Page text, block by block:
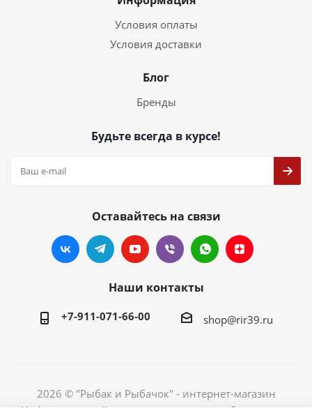
Условия оплаты
Условия доставки
Блог
Бренды
Будьте всегда в курсе!
Оставайтесь на связи
Наши контакты
+7-911-071-66-00 shop@rir39.ru
2026 © "Рыбак и Рыбачок" - интернет-магазин
Информация сайта защищена законом об авторских